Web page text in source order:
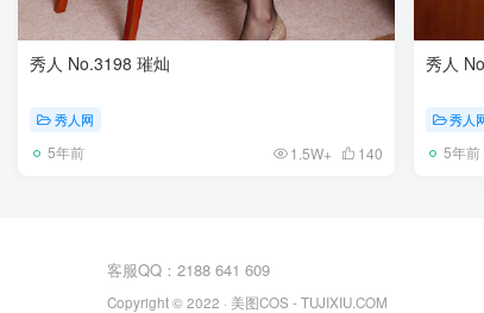
秀人 No.3198 璀灿
秀人网
5年前 1.5W+ 140
秀人
秀人
5年前
客服QQ：2188 641 609
Copyright © 2022 · 美图COS - TUJIXIU.COM